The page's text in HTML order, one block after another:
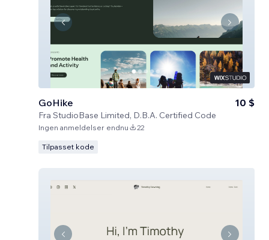
GoHike
Fra StudioBase Limited, D.B.A. Certified Code
10 $
Ingen anmeldelser endnu 22
Tilpasset kode